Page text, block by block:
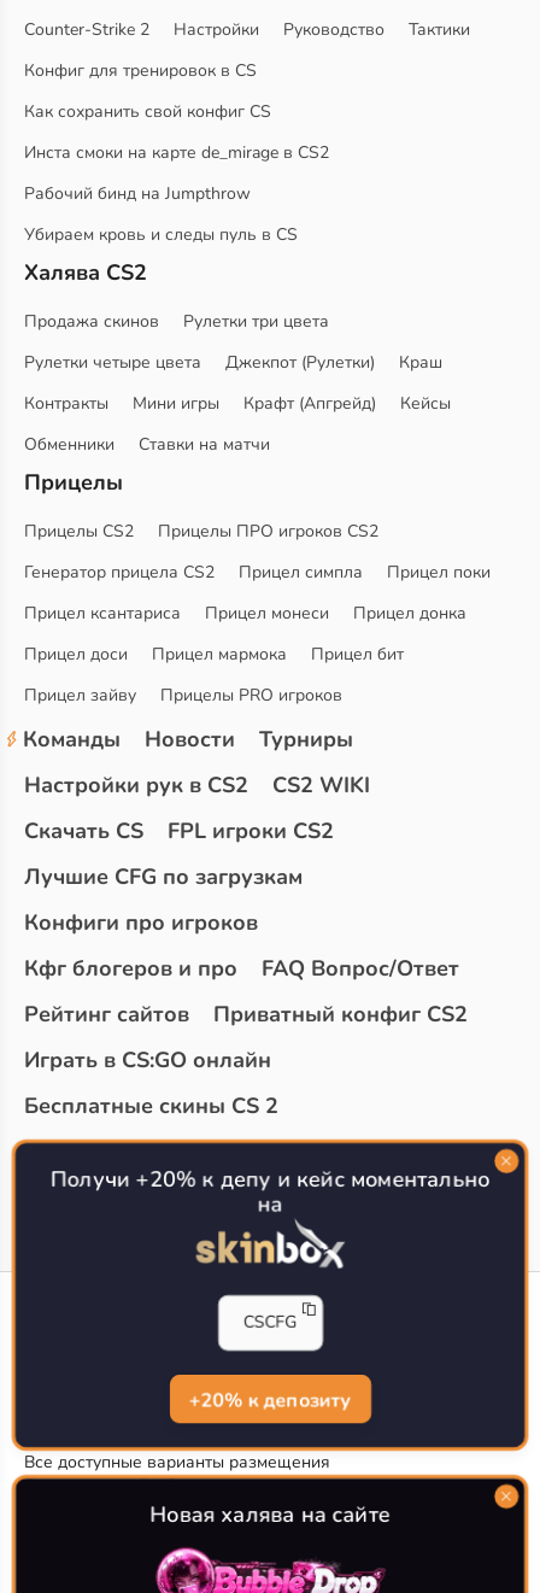
Counter-Strike 2 Настройки Руководство
Тактики
Конфиг для тренировок в CS
Как сохранить свой конфиг CS
Инста смоки на карте de_mirage в CS2
Рабочий бинд на Jumpthrow
Убираем кровь и следы пуль в CS
Халява CS2
Продажа скинов
Рулетки три цвета
Рулетки четыре цвета
Джекпот (Рулетки)
Краш
Контракты
Мини игры Крафт (Апгрейд)
Кейсы
Обменники
Ставки на матчи
Прицелы
Прицелы CS2
Прицелы ПРО игроков CS2
Генератор прицела CS2
Прицел симпла
Прицел поки
Прицел ксантариса
Прицел монеси
Прицел донка
Прицел доси
Прицел мармока
Прицел бит
Прицел зайву
Прицелы PRO игроков
Команды Новости
Турниры
Настройки рук в CS2
CS2 WIKI
Скачать CS
FPL игроки CS2
Лучшие CFG по загрузкам
Конфиги про игроков
Кфг блогеров и про
FAQ Вопрос/Ответ
Рейтинг сайтов
Приватный конфиг CS2
Играть в CS:GO онлайн
Бесплатные скины CS 2
Топ сайтов с халявой КС 2
О проекте
CS-CONFIG.com © 2020-2026 г.
Политика конфиденциальности
РЕКЛАМА НА САЙТЕ
Все доступные варианты размещения
Согласие на обработку данных
О CS-CONFIG.COM
CFG pro CS 2 - именно это мы и размещаем на нашем
проекте, иными словами мы предоставляем пользователям
Получи +20% к депу и кейс моментально
на
CSCFG
+20% к депозиту
Новая халява на сайте